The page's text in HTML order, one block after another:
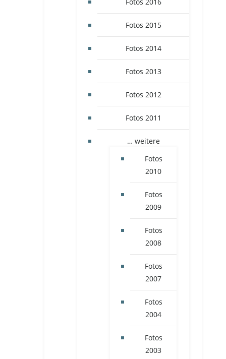
Fotos 2015
Fotos 2014
Fotos 2013
Fotos 2012
Fotos 2011
… weitere
Fotos
2010
Fotos
2009
Fotos
2008
Fotos
2007
Fotos
2004
Fotos
2003